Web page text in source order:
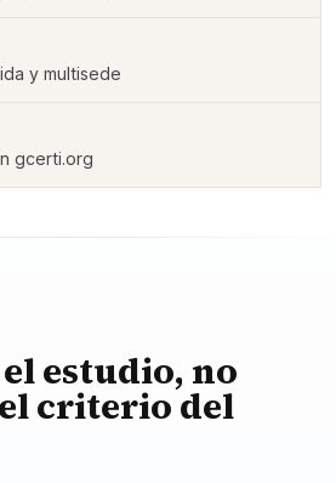
y multisede
gcerti.org
estudio, no
criterio del